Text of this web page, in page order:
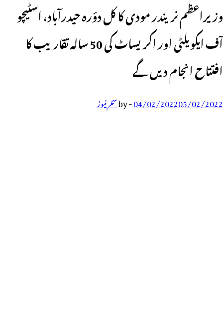
وزیراعظم نریندر مودی کا کل دؤرہ حیدرآباد، اسٹیچو
آف ایکویلٹی اور اکریساٹ کی 50 سالہ تقاریب کا
افتتاح انجام دیں گے
04/02/202205/02/2022
-
byسحر نیوز